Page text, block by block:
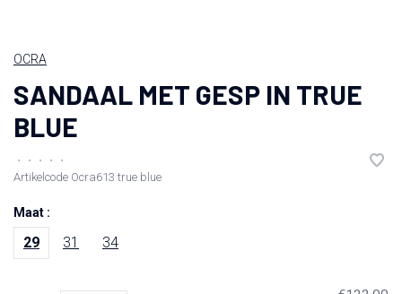
OCRA
SANDAAL MET GESP IN TRUE
BLUE
• • • •
•
Artikelcode Ocra613 true blue
Maat :
29 31 34